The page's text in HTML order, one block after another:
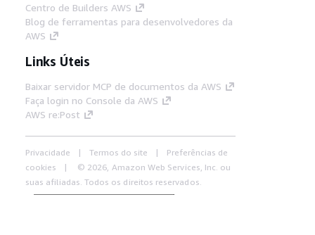
Centro de Builders AWS
Blog de ferramentas para desenvolvedores da
AWS
Links Úteis
Baixar servidor MCP de documentos da AWS
Faça login no Console da AWS
AWS re:Post
Privacidade Termos do site
Preferências de
cookies
© 2026, Amazon Web Services, Inc. ou
suas afiliadas. Todos os direitos reservados.